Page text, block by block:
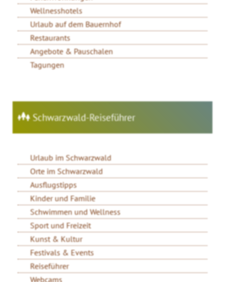
Wellnesshotels
Urlaub auf dem Bauernhof
Restaurants
Angebote & Pauschalen
Tagungen
Schwarzwald-Reiseführer
Urlaub im Schwarzwald
Orte im Schwarzwald
Ausflugstipps
Kinder und Familie
Schwimmen und Wellness
Sport und Freizeit
Kunst & Kultur
Festivals & Events
Reiseführer
Webcams